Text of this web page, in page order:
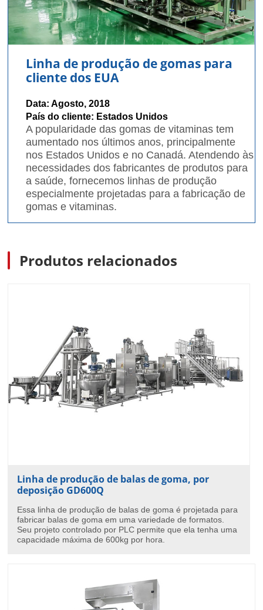
Linha de produção de gomas para
cliente dos EUA
Data: Agosto, 2018
País do cliente: Estados Unidos
A popularidade das gomas de vitaminas tem
aumentado nos últimos anos, principalmente
nos Estados Unidos e no Canadá. Atendendo às
necessidades dos fabricantes de produtos para
a saúde, fornecemos linhas de produção
especialmente projetadas para a fabricação de
gomas e vitaminas.
Produtos relacionados
Linha de produção de balas de goma, por
deposição GD600Q
Essa linha de produção de balas de goma é projetada para
fabricar balas de goma em uma variedade de formatos.
Seu projeto controlado por PLC permite que ela tenha uma
capacidade máxima de 600kg por hora.